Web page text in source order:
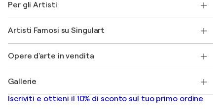
Offri una carta regalo
Partecipa al nostro programma commerciale
Il mio account
Protezione acquirente
+39 694500608
FAQ
Magazine di Singulart
Lavori
Scopri arte originale selezionata
Per gli Artisti
Accedi come Artista
Artisti Famosi su Singulart
Marc Chagall
Banksy
Mr. Brainwash
Shepard Fairey
Opere d'arte in vendita
Quadri astratti in vendita
Dipinti di paesaggi
Gallerie
Gallerie d’arte in Italia
Iscriviti e ottieni il 10% di sconto sul tuo primo ordine